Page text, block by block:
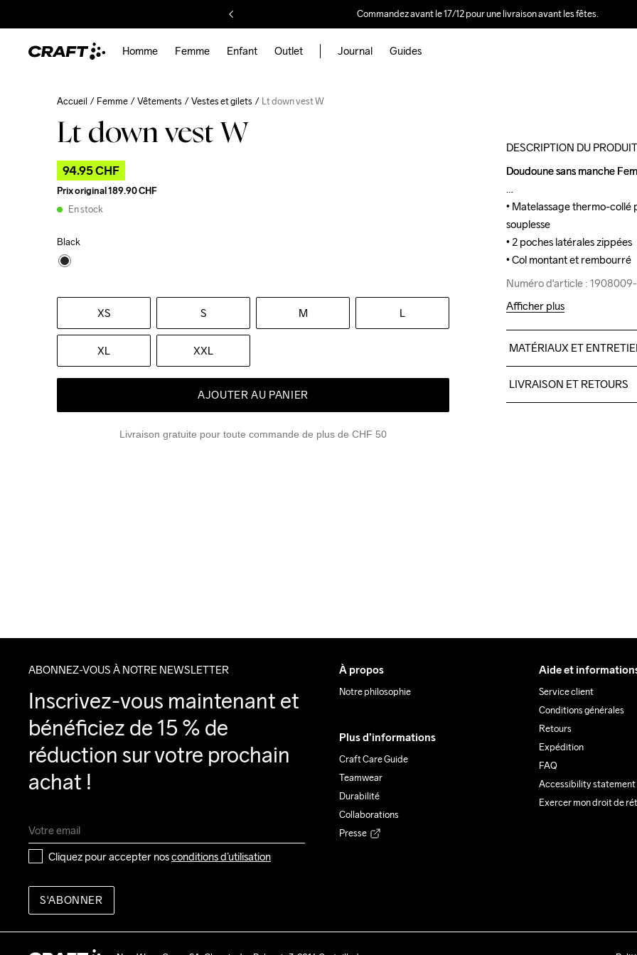
Commandez avant le 17/12 pour une livraison avant les fêtes.
Homme Femme Enfant Outlet Journal Guides
Accueil Femme Vêtements Vestes et gilets Lt down vest W
Lt down vest W
94.95 CHF
Prix original189.90 CHF
En stock
Black
XS S M L
XL XXL
AJOUTER AU PANIER
Livraison gratuite pour toute commande de plus de CHF 50
DESCRIPTION DU PRODUIT
Doudoune sans manche
• Matelassage thermo-
souplesse
• 2 poches latérales zippées
• Col montant et rembourré
Numéro d'article :
Doudoune sans manche
• Matelassage thermo-
souplesse
• 2 poches latérales zippées
• Col montant et rembourré
Numéro d'article :
Afficher plus
MATÉRIAUX ET
polyamide.
LIVRAISON ET RETOURS
ABONNEZ-VOUS À NOTRE NEWSLETTER
Inscrivez-vous maintenant et
bénéficiez de 15 % de
réduction sur votre prochain
achat !
Cliquez pour accepter nos conditions d’utilisation
S'ABONNER
À propos
Notre philosophie
Plus d’informations
Craft Care Guide
Teamwear
Durabilité
Collaborations
Presse
Aide et
Service client
Conditions générales
Retours
Expédition
FAQ
Accessibility statement
Exercer mon droit de